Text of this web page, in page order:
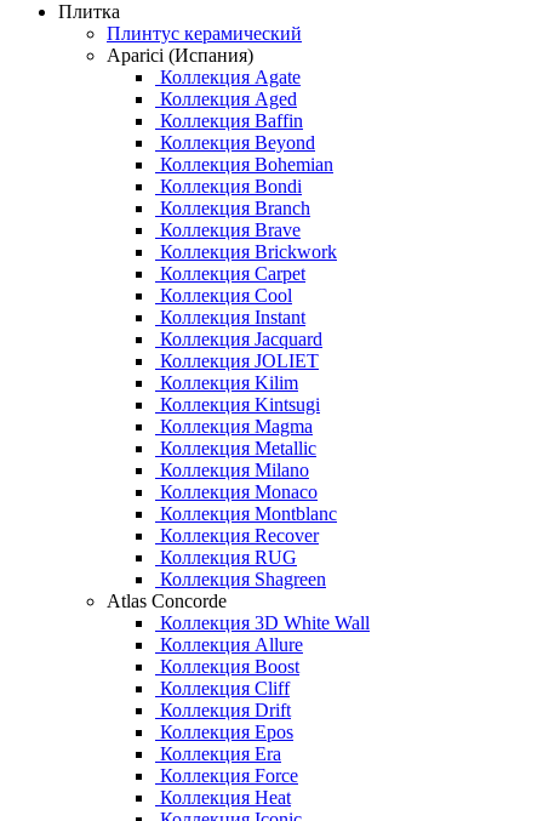
Плитка
Плинтус керамический
Aparici (Испания)
Коллекция Agate
Коллекция Aged
Коллекция Baffin
Коллекция Beyond
Коллекция Bohemian
Коллекция Bondi
Коллекция Branch
Коллекция Brave
Коллекция Brickwork
Коллекция Carpet
Коллекция Cool
Коллекция Instant
Коллекция Jacquard
Коллекция JOLIET
Коллекция Kilim
Коллекция Kintsugi
Коллекция Magma
Коллекция Metallic
Коллекция Milano
Коллекция Monaco
Коллекция Montblanc
Коллекция Recover
Коллекция RUG
Коллекция Shagreen
Atlas Concorde
Коллекция 3D White Wall
Коллекция Allure
Коллекция Boost
Коллекция Cliff
Коллекция Drift
Коллекция Epos
Коллекция Era
Коллекция Force
Коллекция Heat